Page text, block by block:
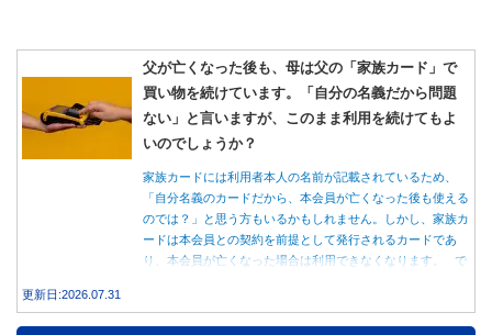
父が亡くなった後も、母は父の「家族カード」で
買い物を続けています。「自分の名義だから問題
ない」と言いますが、このまま利用を続けてもよ
いのでしょうか？
家族カードには利用者本人の名前が記載されているため、
「自分名義のカードだから、本会員が亡くなった後も使える
のでは？」と思う方もいるかもしれません。しかし、家族カ
ードは本会員との契約を前提として発行されるカードであ
り、本会員が亡くなった場合は利用できなくなります。 で
更新日:2026.07.31